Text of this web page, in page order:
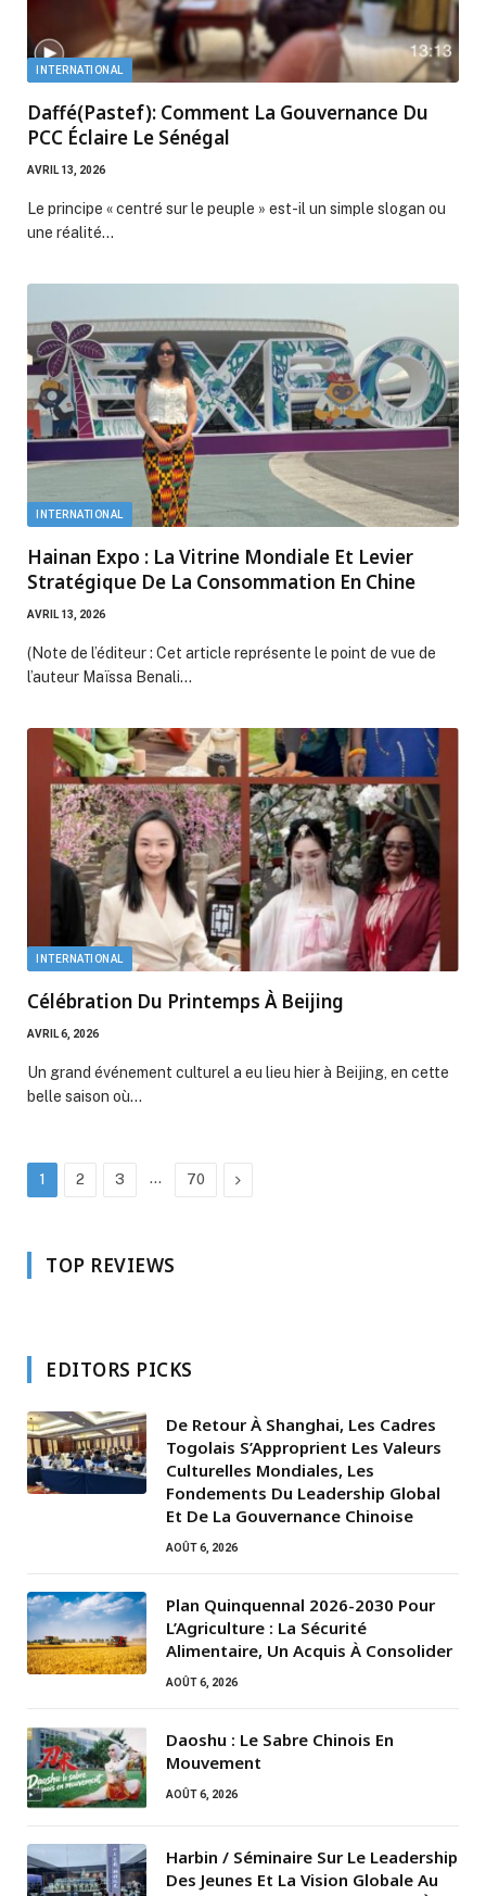
INTERNATIONAL
Daffé(Pastef): Comment La Gouvernance Du
PCC Éclaire Le Sénégal
AVRIL 13, 2026
Le principe « centré sur le peuple » est-il un simple slogan ou
une réalité…
INTERNATIONAL
Hainan Expo : La Vitrine Mondiale Et Levier
Stratégique De La Consommation En Chine
AVRIL 13, 2026
(Note de l’éditeur : Cet article représente le point de vue de
l’auteur Maïssa Benali…
INTERNATIONAL
Célébration Du Printemps À Beijing
AVRIL 6, 2026
Un grand événement culturel a eu lieu hier à Beijing, en cette
belle saison où…
1 2 3 … 70 Next
TOP REVIEWS
EDITORS PICKS
De Retour À Shanghai, Les Cadres
Togolais S’Approprient Les Valeurs
Culturelles Mondiales, Les
Fondements Du Leadership Global
Et De La Gouvernance Chinoise
AOÛT 6, 2026
Plan Quinquennal 2026-2030 Pour
L’Agriculture : La Sécurité
Alimentaire, Un Acquis À Consolider
AOÛT 6, 2026
Daoshu : Le Sabre Chinois En
Mouvement
AOÛT 6, 2026
Harbin / Séminaire Sur Le Leadership
Des Jeunes Et La Vision Globale Au